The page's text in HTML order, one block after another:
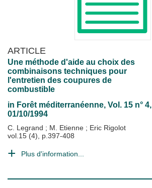
ARTICLE
Une méthode d'aide au choix des
combinaisons techniques pour
l'entretien des coupures de
combustible
in Forêt méditerranéenne, Vol. 15 n° 4,
01/10/1994
C. Legrand ; M. Etienne ; Eric Rigolot
vol.15 (4), p.397-408
Plus d'information...